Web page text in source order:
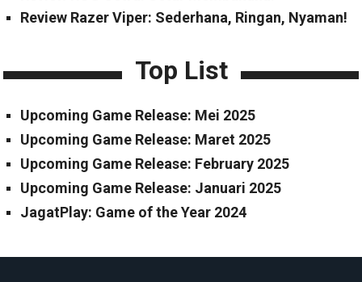
Review Razer Viper: Sederhana, Ringan, Nyaman!
Top List
Upcoming Game Release: Mei 2025
Upcoming Game Release: Maret 2025
Upcoming Game Release: February 2025
Upcoming Game Release: Januari 2025
JagatPlay: Game of the Year 2024